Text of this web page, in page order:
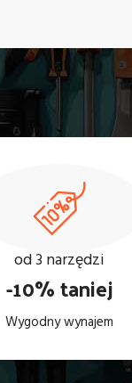
od 3 narzędzi
-10% taniej
Wygodny wynajem